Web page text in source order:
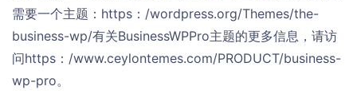
需要一个主题：https：/wordpress.org/Themes/the-
business-wp/有关BusinessWPPro主题的更多信息，请访
问https：/www.ceylontemes.com/PRODUCT/business-
wp-pro。